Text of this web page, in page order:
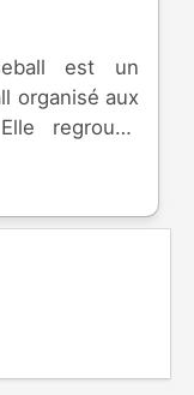
est un
organisé aux
regroupe
ligues,
League,
a
des
record de